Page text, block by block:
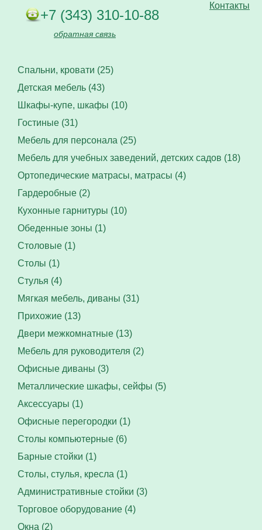
Контакты
+7 (343) 310-10-88
обратная связь
Спальни, кровати (25)
Детская мебель (43)
Шкафы-купе, шкафы (10)
Гостиные (31)
Мебель для персонала (25)
Мебель для учебных заведений, детских садов (18)
Ортопедические матрасы, матрасы (4)
Гардеробные (2)
Кухонные гарнитуры (10)
Обеденные зоны (1)
Столовые (1)
Столы (1)
Стулья (4)
Мягкая мебель, диваны (31)
Прихожие (13)
Двери межкомнатные (13)
Мебель для руководителя (2)
Офисные диваны (3)
Металлические шкафы, сейфы (5)
Аксессуары (1)
Офисные перегородки (1)
Столы компьютерные (6)
Барные стойки (1)
Столы, стулья, кресла (1)
Административные стойки (3)
Торговое оборудование (4)
Окна (2)